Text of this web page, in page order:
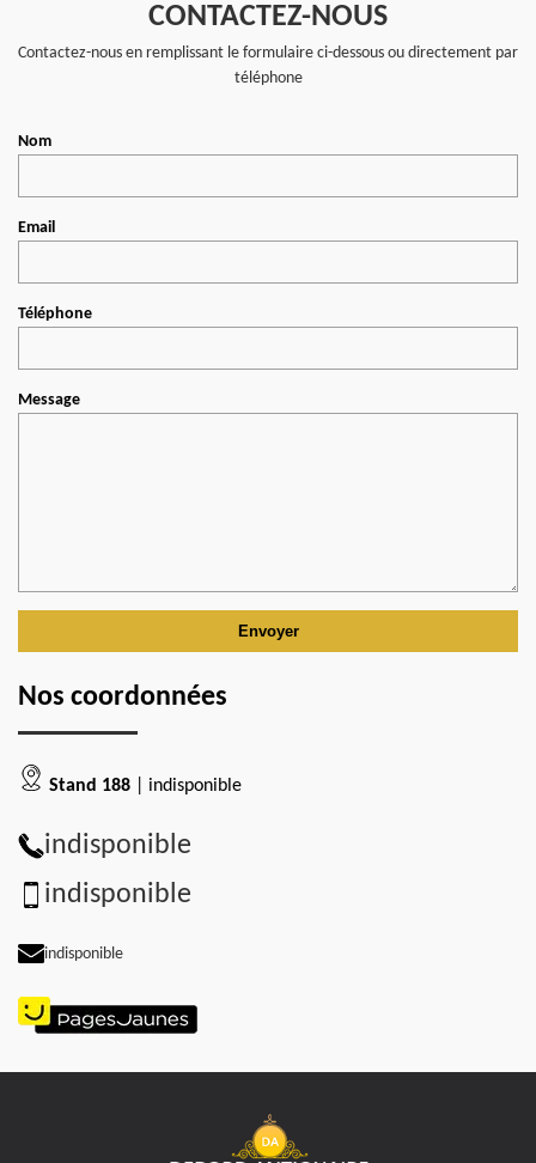
CONTACTEZ-NOUS
Contactez-nous en remplissant le formulaire ci-dessous ou directement par
téléphone
Nom
Email
Téléphone
Message
Nos coordonnées
Stand 188 | indisponible
indisponible
indisponible
indisponible